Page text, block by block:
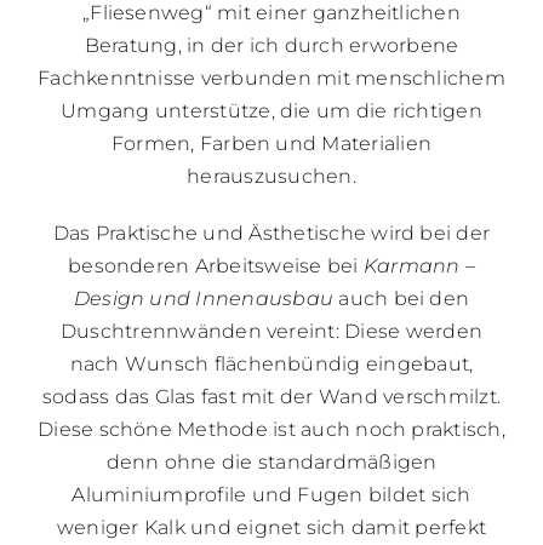
„Fliesenweg“ mit einer ganzheitlichen
Beratung, in der ich durch erworbene
Fachkenntnisse verbunden mit menschlichem
Umgang unterstütze, die um die richtigen
Formen, Farben und Materialien
herauszusuchen.
Das Praktische und Ästhetische wird bei der
besonderen Arbeitsweise bei Karmann –
Design und Innenausbau auch bei den
Duschtrennwänden vereint: Diese werden
nach Wunsch flächenbündig eingebaut,
sodass das Glas fast mit der Wand verschmilzt.
Diese schöne Methode ist auch noch praktisch,
denn ohne die standardmäßigen
Aluminiumprofile und Fugen bildet sich
weniger Kalk und eignet sich damit perfekt